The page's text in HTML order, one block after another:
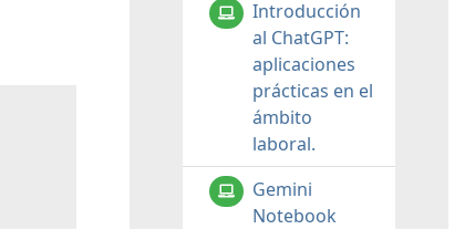
Introducción
al ChatGPT:
aplicaciones
prácticas en el
ámbito
laboral.
Gemini
Notebook